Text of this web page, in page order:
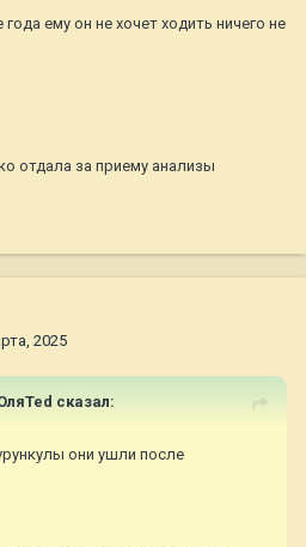
ему он не хочет ходить ничего не
отдала за приему анализы
2025
сказал:
они ушли после